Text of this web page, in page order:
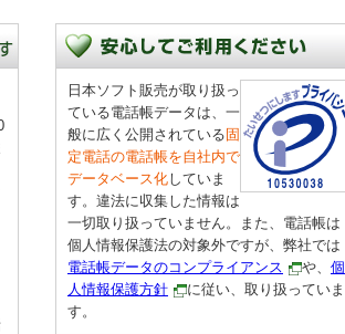
日本ソフト販売が取り扱っ
ている電話帳データは、一
般に広く公開されている 固
定電話の電話帳を自社内で
データベース化していま
す。違法に収集した情報は
一切取り扱っていません。また、電話帳は
個人情報保護法の対象外ですが、弊社では
電話帳データのコンプライアンス
や、 個
人情報保護方針
に従い、取り扱っていま
す。